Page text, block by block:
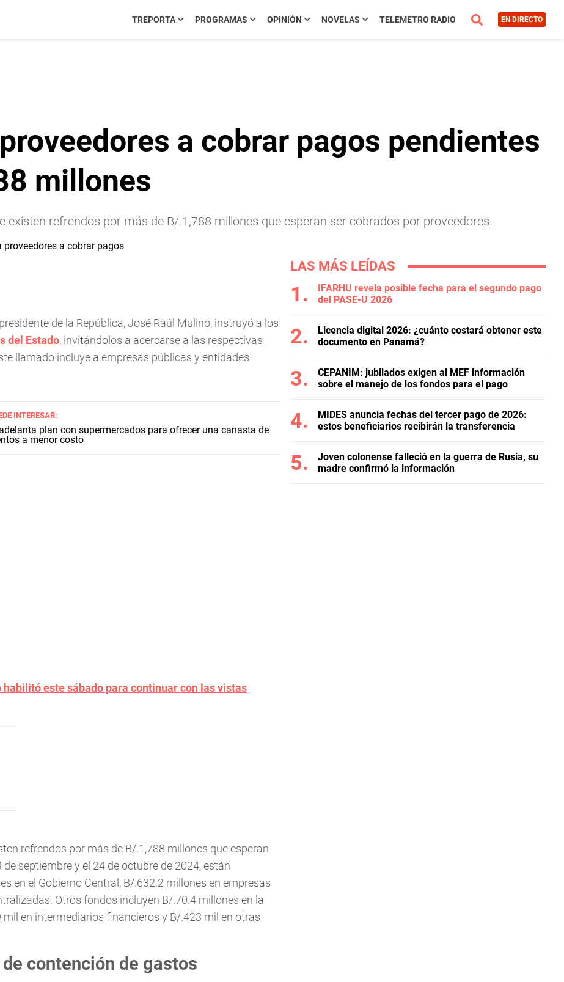
TREPORTA PROGRAMAS OPINIÓN NOVELAS TELEMETRO RADIO EN DIRECTO
a cobrar pagos pendientes
millones
existen refrendos por más de B/.1,788 millones que esperan ser cobrados por proveedores.
de la República, José Raúl Mulino, instruyó a los
del Estado, invitándolos a acercarse a las respectivas
llamado incluye a empresas públicas y entidades
INTERESAR:
plan con supermercados para ofrecer una canasta de
a menor costo
este sábado para continuar con las vistas
refrendos por más de B/.1,788 millones que esperan
septiembre y el 24 de octubre de 2024, están
en el Gobierno Central, B/.632.2 millones en empresas
Otros fondos incluyen B/.70.4 millones en la
en intermediarios financieros y B/.423 mil en otras
contención de gastos
LAS MÁS LEÍDAS
IFARHU revela posible fecha para el segundo pago
del PASE-U 2026
Licencia digital 2026: ¿cuánto costará obtener este
documento en Panamá?
CEPANIM: jubilados exigen al MEF información
sobre el manejo de los fondos para el pago
MIDES anuncia fechas del tercer pago de 2026:
estos beneficiarios recibirán la transferencia
Joven colonense falleció en la guerra de Rusia, su
madre confirmó la información